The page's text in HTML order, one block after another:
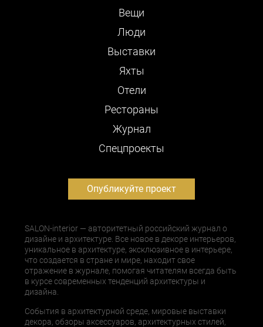
Вещи
Люди
Выставки
Яхты
Отели
Рестораны
Журнал
Cпецпроекты
Опубликуйте проект
SALON-interior — авторитетный российский журнал о
дизайне и архитектуре. Все новое в декоре интерьеров,
уникальное в архитектуре, эксклюзивное в интерьере,
что создается в стране и мире, находит свое
отражение в журнале, помогая читателям всегда быть
в курсе современных тенденций архитектуры и
дизайна.
События в архитектурной среде, мировые выставки
декора, обзоры аксессуаров, архитектурных стилей,